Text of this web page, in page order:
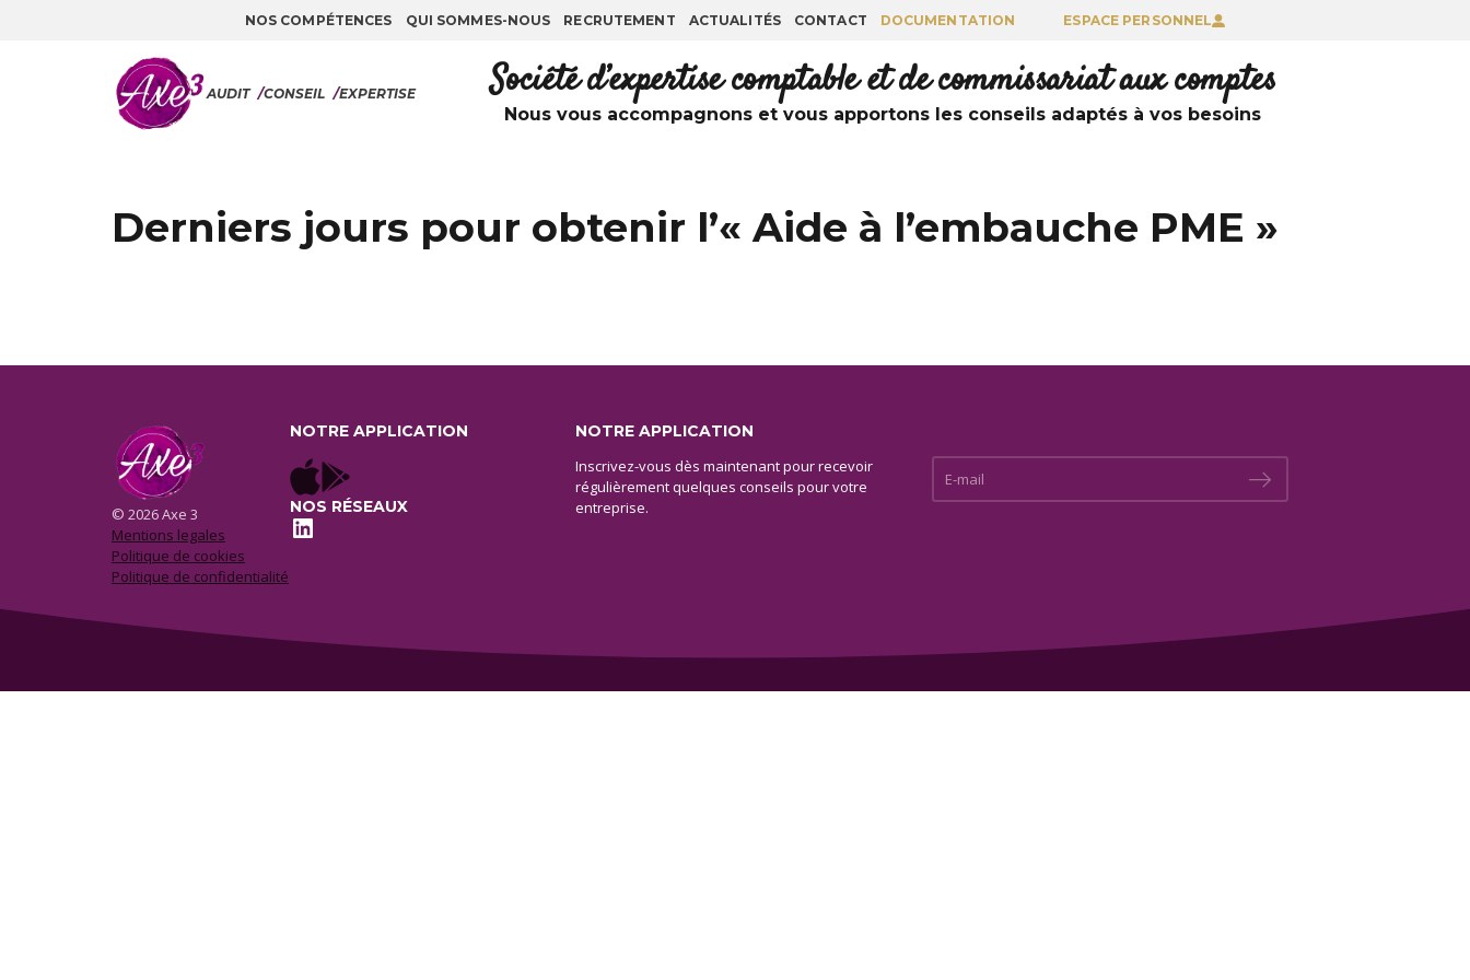
NOS COMPÉTENCES QUI SOMMES-NOUS RECRUTEMENT ACTUALITÉS CONTACT DOCUMENTATION ESPACE PERSONNEL
AUDIT /CONSEIL /EXPERTISE Société d’expertise comptable et de commissariat aux comptes
Nous vous accompagnons et vous apportons les conseils adaptés à vos besoins
Derniers jours pour obtenir l’« Aide à l’embauche PME »
© 2026 Axe 3
Mentions legales
Politique de cookies
Politique de confidentialité
NOTRE APPLICATION
NOS RÉSEAUX
LinkedIn
NOTRE APPLICATION
Inscrivez-vous dès maintenant pour recevoir
régulièrement quelques conseils pour votre
entreprise.